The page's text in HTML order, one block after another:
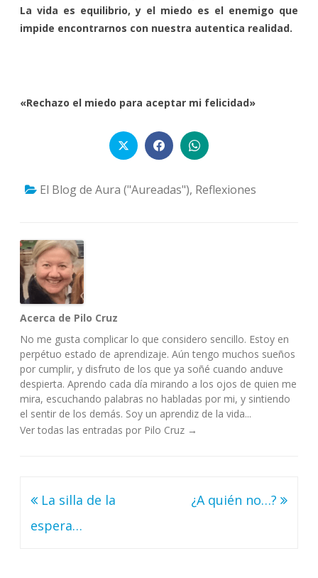
La vida es equilibrio, y el miedo es el enemigo que
impide encontrarnos con nuestra autentica realidad.
«Rechazo el miedo para aceptar mi felicidad»
El Blog de Aura ("Aureadas"), Reflexiones
Acerca de Pilo Cruz
No me gusta complicar lo que considero sencillo. Estoy en
perpétuo estado de aprendizaje. Aún tengo muchos sueños
por cumplir, y disfruto de los que ya soñé cuando anduve
despierta. Aprendo cada día mirando a los ojos de quien me
mira, escuchando palabras no habladas por mi, y sintiendo
el sentir de los demás. Soy un aprendiz de la vida...
Ver todas las entradas por Pilo Cruz →
Navegación
de
La silla de la
espera…
¿A quién no…?